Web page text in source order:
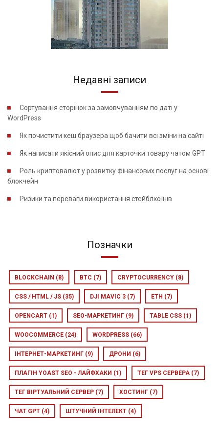
Недавні записи
Сортування сторінок за замовчуванням по даті у
WordPress
Як почистити кеш браузера щоб бачити всі зміни на сайті
Як написати якісний опис для карточки товару чатом GPT
Роль криптовалют у розвитку фінансових послуг на основі
блокчейн
Ризики та переваги використання стейблкоїнів
Позначки
BLOCKCHAIN (8) BTC (7) CRYPTOCURRENCY (8)
CSS / HTML / JS (35) DJI MAVIC 3 (7) ETH (7)
OPENCART (1) SEO-МАРКЕТИНГ (9) TABLE CSS (1)
WOOCOMMERCE (24) WORDPRESS (66)
ІНТЕРНЕТ-МАРКЕТИНГ (9) ДРОНИ (6)
ПЛАГІН YOAST SEO - ЛАЙФХАКИ (1) ТЕГ VPS СЕРВЕРА (7)
ТЕГ ВІРТУАЛЬНИЙ СЕРВЕР (7) ХОСТИНГ (7)
ЧАТ GPT (4) ШТУЧНИЙ ІНТЕЛЕКТ (4)